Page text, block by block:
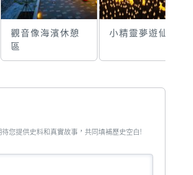
觀音像海濱休憩
區
小精靈夢遊仙境
待您提供史料和真實故事，共同填補歷史空白!